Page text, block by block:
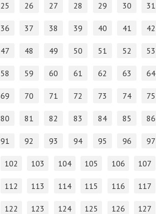
25 26 27 28 29 30 31
36 37 38 39 40 41 42
47 48 49 50 51 52 53
58 59 60 61 62 63 64
69 70 71 72 73 74 75
80 81 82 83 84 85 86
91 92 93 94 95 96 97
102 103 104 105 106 107
112 113 114 115 116 117
122 123 124 125 126 127